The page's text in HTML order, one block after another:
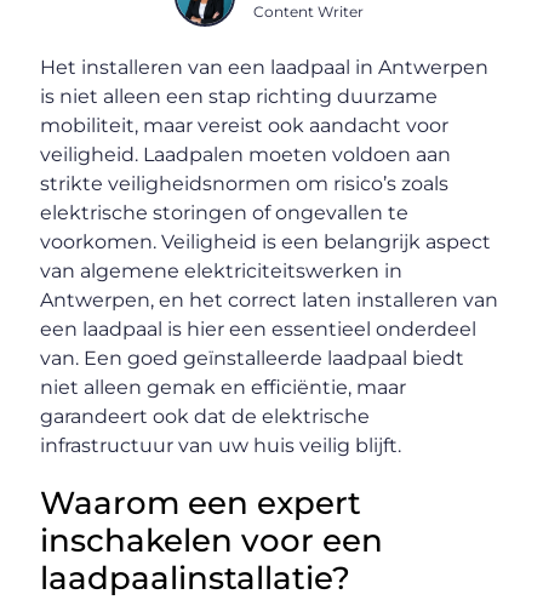
Content Writer
Het installeren van een laadpaal in Antwerpen
is niet alleen een stap richting duurzame
mobiliteit, maar vereist ook aandacht voor
veiligheid. Laadpalen moeten voldoen aan
strikte veiligheidsnormen om risico’s zoals
elektrische storingen of ongevallen te
voorkomen. Veiligheid is een belangrijk aspect
van algemene elektriciteitswerken in
Antwerpen, en het correct laten installeren van
een laadpaal is hier een essentieel onderdeel
van. Een goed geïnstalleerde laadpaal biedt
niet alleen gemak en efficiëntie, maar
garandeert ook dat de elektrische
infrastructuur van uw huis veilig blijft.
Waarom een expert
inschakelen voor een
laadpaalinstallatie?